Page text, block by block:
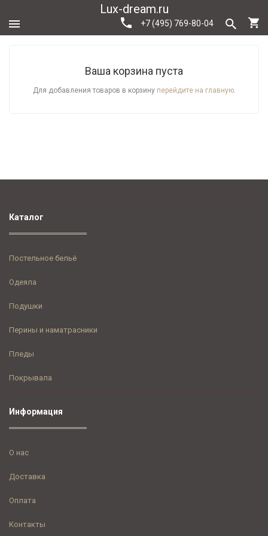
Lux-dream.ru
+7 (495) 769-80-04
Ваша корзина пуста
Для добавления товаров в корзину перейдите на главную.
Каталог
Постельное бельё
Одеяла
Подушки
Перины и наматрасники
Пледы
Покрывала
Информация
О нас
Доставка
Оплата
Контакты